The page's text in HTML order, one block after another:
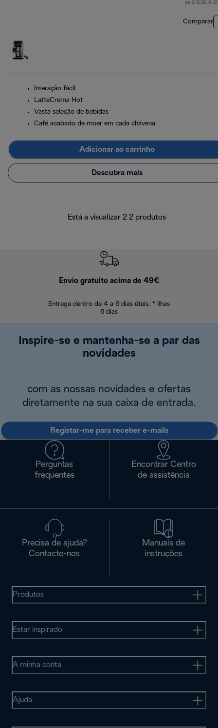
de 215,02 €
Comparar
Interação fácil
LatteCrema Hot
Vasta seleção de bebidas
Café acabado de moer em cada chávena
Adicionar ao carrinho
Descubra mais
Está a visualizar 2 2 produtos
Envio gratuito acima de 49€
Entrega dentro de 4 a 6 dias úteis. * ilhas
6 dias
Inspire-se e mantenha-se a par das
novidades
com as nossas novidades e ofertas
diretamente na sua caixa de entrada.
Registar-me para receber e-mails
Perguntas
frequentes
Encontrar Centro
de assistência
Precisa de ajuda?
Contacte-nos
Manuais de
instruções
Produtos
Estar inspirado
A minha conta
Ajuda